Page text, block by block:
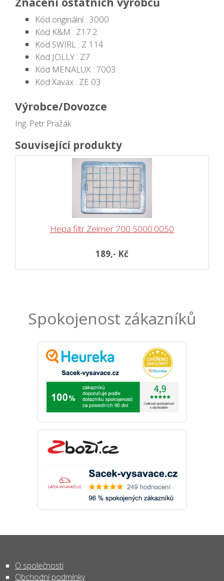
Kód originální : 3000
Kód K&M : Z17.2
Kód SWIRL : Z 114
Kód JOLLY : Z7
Kód MENALUX : 7003
Kód Xavax : ZE 03
Výrobce/Dovozce
Ing. Petr Pražák
Související produkty
Hepa filtr Zelmer 700 5000.0050
189,- Kč
Spokojenost zákazníků
O společnosti
Obchodní podmínky